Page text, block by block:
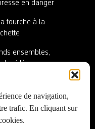
de navigation,
trafic. En cliquant sur
en danger
fourche à la
ensembles,
idées